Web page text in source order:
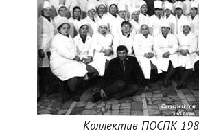
Коллектив ПОСПК